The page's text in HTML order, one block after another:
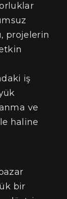
projelerin
iş
ve
haline
bir